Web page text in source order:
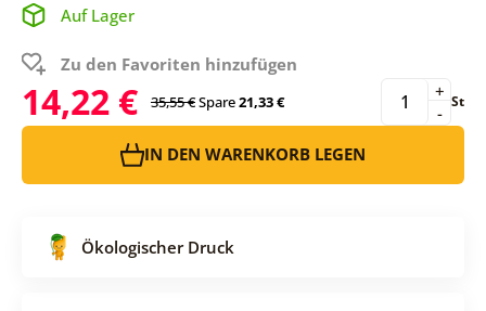
Auf Lager
Zu den Favoriten hinzufügen
14,22 € 35,55 €Spare21,33 € -
+ St
IN DEN WARENKORB LEGEN
Ökologischer Druck